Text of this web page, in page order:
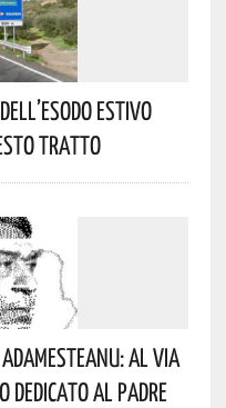
Estivo
Tratto
Al Via
Dedicato Al Padre